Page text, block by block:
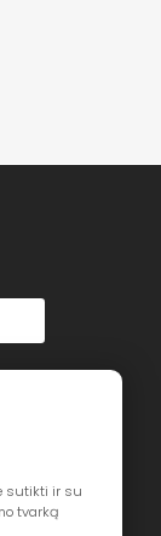
-
sutikti ir su
tvarką